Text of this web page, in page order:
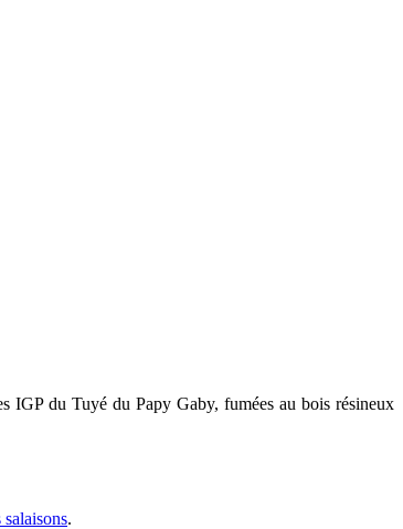
IGP du Tuyé du Papy Gaby, fumées au bois résineux
salaisons.